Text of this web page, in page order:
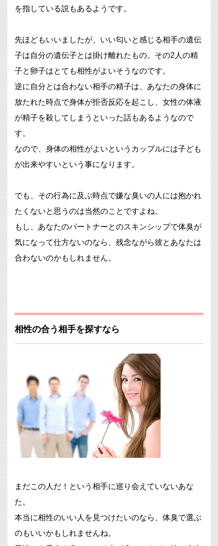
を指している説もあるようです。
先ほどもいいましたが、いい匂いと感じる相手の遺伝
子は自分の遺伝子とは掛け離れたもの。その2人の精
子と卵子はとても相性がよいそうなのです。
逆に自分とは合わない相手の精子は、あなたの身体に
放たれた時点で身体が拒否反応を起こし、女性の体液
が精子を殺してしまうといった話もあるようなので
す。
なので、身体の相性がよいというカップルには子ども
が出来やすいという事になります。
でも、その行為に及ぶ時点で嫌な臭いの人には抱かれ
たくないと思うのは当然のことですよね。
もし、あなたのパートナーとのスキンシップで体臭が
気になって仕方ないのなら、残念ながら彼とあなたは
合わないのかもしれません。
相性の合う相手を探すなら
まだこの人だ！という相手に巡り会えていないあな
た。
本当に相性のいい人を見つけたいのなら、体臭で選ぶ
のもいいかもしれませんね。